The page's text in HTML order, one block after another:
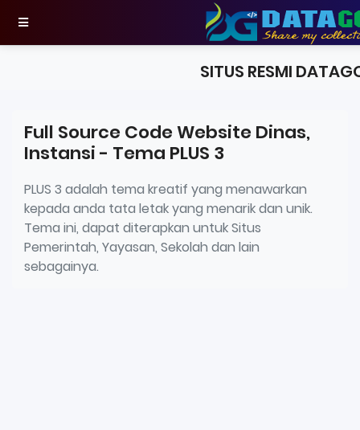
SITUS RESMI
Full Source Code Website Dinas,
Instansi - Tema PLUS 3
PLUS 3 adalah tema kreatif yang menawarkan
kepada anda tata letak yang menarik dan unik.
Tema ini, dapat diterapkan untuk Situs
Pemerintah, Yayasan, Sekolah dan lain
sebagainya.